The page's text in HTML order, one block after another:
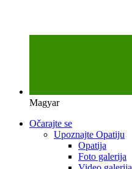
Magyar
Očarajte se
Upoznajte Opatiju
Opatija
Foto galerija